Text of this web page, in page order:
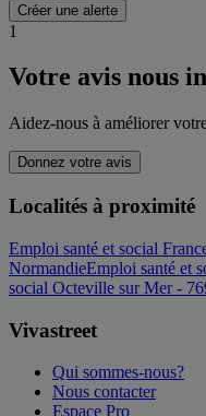
Créer une alerte
1
Votre avis nous
Aidez-nous à améliorer
Donnez votre avis
Localités à proximité
Emploi santé et social
NormandieEmploi santé et
social Octeville sur Mer -
Vivastreet
Qui sommes-nous?
Nous contacter
Espace Pro